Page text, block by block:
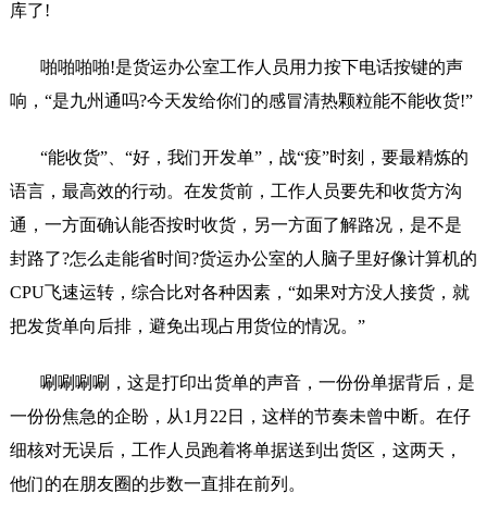
库了!
啪啪啪啪!是货运办公室工作人员用力按下电话按键的声
响，“是九州通吗?今天发给你们的感冒清热颗粒能不能收货!”
“能收货”、“好，我们开发单”，战“疫”时刻，要最精炼的
语言，最高效的行动。在发货前，工作人员要先和收货方沟
通，一方面确认能否按时收货，另一方面了解路况，是不是
封路了?怎么走能省时间?货运办公室的人脑子里好像计算机的
CPU飞速运转，综合比对各种因素，“如果对方没人接货，就
把发货单向后排，避免出现占用货位的情况。”
唰唰唰唰，这是打印出货单的声音，一份份单据背后，是
一份份焦急的企盼，从1月22日，这样的节奏未曾中断。在仔
细核对无误后，工作人员跑着将单据送到出货区，这两天，
他们的在朋友圈的步数一直排在前列。